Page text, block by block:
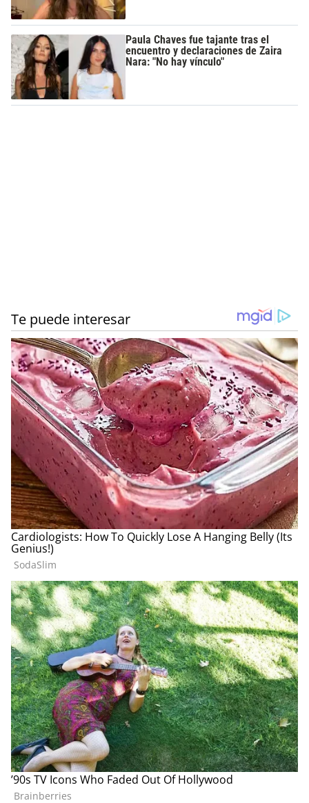
Paula Chaves fue tajante tras el
encuentro y declaraciones de Zaira
Nara: "No hay vínculo"